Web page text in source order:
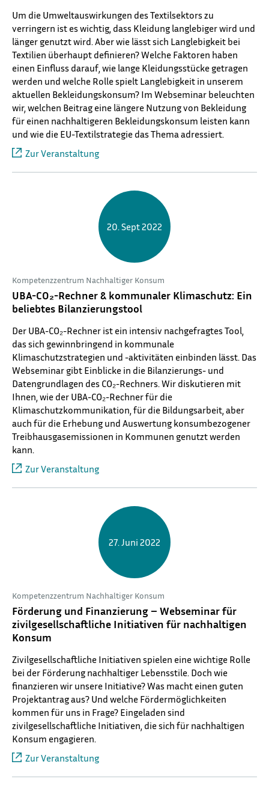
Um die Umweltauswirkungen des Textilsektors zu
verringern ist es wichtig, dass Kleidung langlebiger wird und
länger genutzt wird. Aber wie lässt sich Langlebigkeit bei
Textilien überhaupt definieren? Welche Faktoren haben
einen Einfluss darauf, wie lange Kleidungsstücke getragen
werden und welche Rolle spielt Langlebigkeit in unserem
aktuellen Bekleidungskonsum? Im Webseminar beleuchten
wir, welchen Beitrag eine längere Nutzung von Bekleidung
für einen nachhaltigeren Bekleidungskonsum leisten kann
und wie die EU-Textilstrategie das Thema adressiert.
Zur Veranstaltung
20. Sept 2022
Kompetenzzentrum Nachhaltiger Konsum
UBA-CO₂-Rechner & kommunaler Klimaschutz: Ein
beliebtes Bilanzierungstool
Der UBA-CO₂-Rechner ist ein intensiv nachgefragtes Tool,
das sich gewinnbringend in kommunale
Klimaschutzstrategien und -aktivitäten einbinden lässt. Das
Webseminar gibt Einblicke in die Bilanzierungs- und
Datengrundlagen des CO₂-Rechners. Wir diskutieren mit
Ihnen, wie der UBA-CO₂-Rechner für die
Klimaschutzkommunikation, für die Bildungsarbeit, aber
auch für die Erhebung und Auswertung konsumbezogener
Treibhausgasemissionen in Kommunen genutzt werden
kann.
Zur Veranstaltung
27. Juni 2022
Kompetenzzentrum Nachhaltiger Konsum
Förderung und Finanzierung – Webseminar für
zivilgesellschaftliche Initiativen für nachhaltigen
Konsum
Zivilgesellschaftliche Initiativen spielen eine wichtige Rolle
bei der Förderung nachhaltiger Lebensstile. Doch wie
finanzieren wir unsere Initiative? Was macht einen guten
Projektantrag aus? Und welche Fördermöglichkeiten
kommen für uns in Frage? Eingeladen sind
zivilgesellschaftliche Initiativen, die sich für nachhaltigen
Konsum engagieren.
Zur Veranstaltung